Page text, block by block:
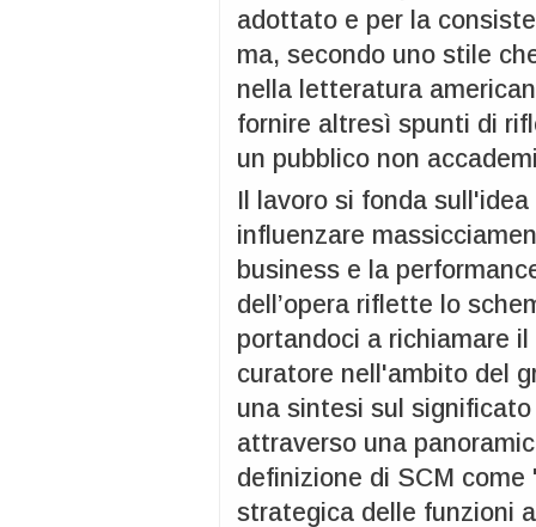
adottato e per la
ma, secondo uno stile
nella letteratura
fornire altresì spunti di
un pubblico non
Il lavoro si fonda
influenzare
business e la
dell’opera riflette lo
portandoci a richiamare
curatore nell'ambito del
una sintesi sul
attraverso una
definizione di SCM
strategica delle funzioni